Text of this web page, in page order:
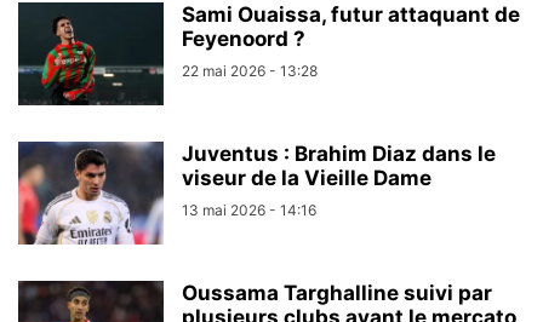
Sami Ouaissa, futur attaquant de
Feyenoord ?
22 mai 2026 - 13:28
Juventus : Brahim Diaz dans le
viseur de la Vieille Dame
13 mai 2026 - 14:16
Oussama Targhalline suivi par
plusieurs clubs avant le mercato